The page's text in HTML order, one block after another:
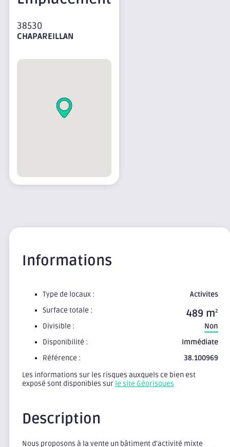
38530
CHAPAREILLAN
Informations
Type de locaux :
Activites
Surface totale :
489 m2
Divisible :
Non
Disponibilité :
Immédiate
Référence :
38.100969
Les informations sur les risques auxquels ce bien est
exposé sont disponibles sur le site Géorisques
Description
Nous proposons à la vente un bâtiment d'activité mixte